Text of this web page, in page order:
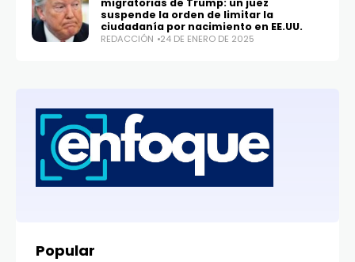
migratorias de Trump: un juez
suspende la orden de limitar la
ciudadanía por nacimiento en EE.UU.
REDACCIÓN 24 DE ENERO DE 2025
Popular